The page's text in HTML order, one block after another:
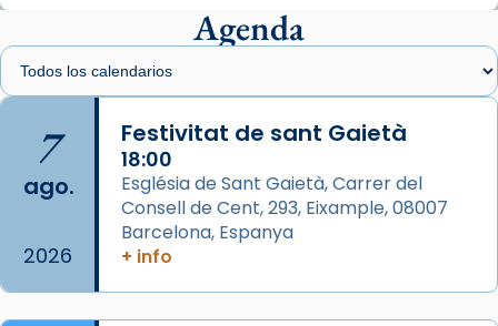
de Barcelona.
1 week ago
Aquest dilluns, 27 de juliol, ha tingut lloc la
missa d’acció de gràcies en agraïment al
comitè organitzador de la visita apostòlica
Agenda
7
ago.
2026
Festivitat de sant Gaietà
18:00
Església de Sant Gaietà, Carrer del
Consell de Cent, 293, Eixample, 08007
Barcelona, Espanya
+ info